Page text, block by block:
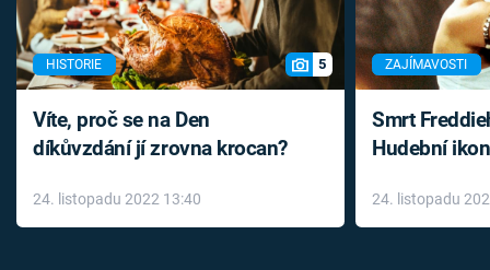
HISTORIE 5
Víte, proč se na Den
díkůvzdání jí zrovna krocan?
24. listopadu 2022 13:40
ZAJÍMAVOSTI
Smrt
Hudební
léky
24. listopadu